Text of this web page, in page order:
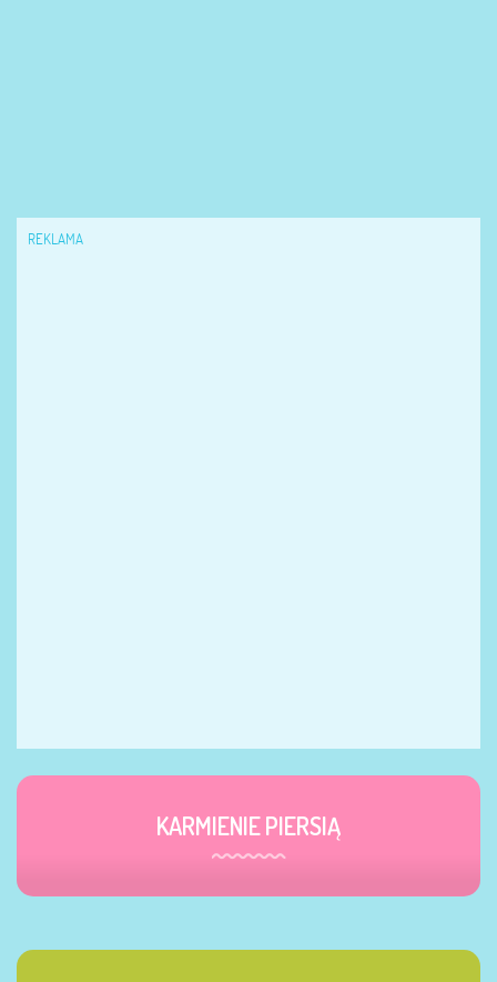
REKLAMA
KARMIENIE PIERSIĄ